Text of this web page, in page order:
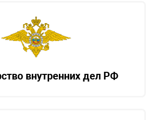
внутренних дел РФ